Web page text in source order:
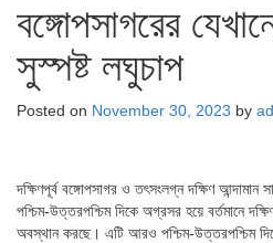
বঙ্গোপসাগরের
সুস্পষ্ট লঘুচাপ
Posted on November 30, 2023 by
দক্ষিণপূর্ব বঙ্গোপসাগর ও তৎসংলগ্ন দক্ষিণ আন্দামান
পশ্চিম-উত্তরপশ্চিম দিকে অগ্রসর হয়ে বর্তমানে
অবস্থান করছে। এটি আরও পশ্চিম-উত্তরপশ্চিম